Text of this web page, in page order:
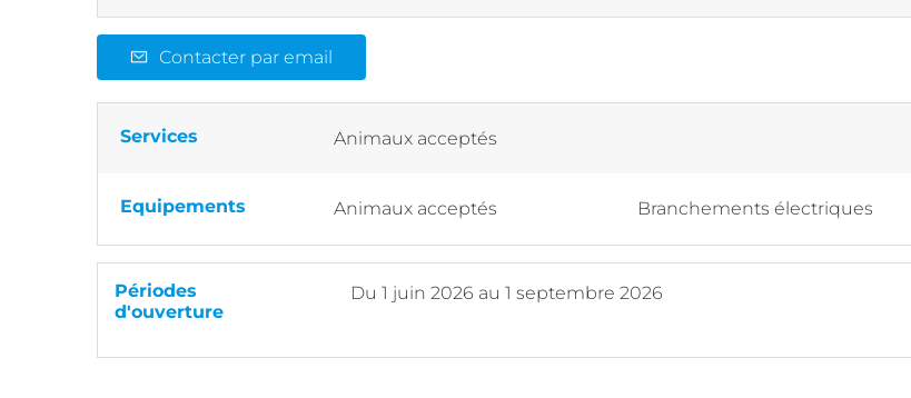
Contacter par email
Services Animaux acceptés
Equipements Animaux acceptés Branchements électriques
Périodes
d'ouverture
Du 1 juin 2026 au 1 septembre 2026